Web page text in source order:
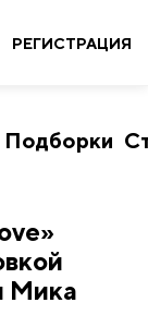
РЕГИСТРАЦИЯ
Подборки
Мика